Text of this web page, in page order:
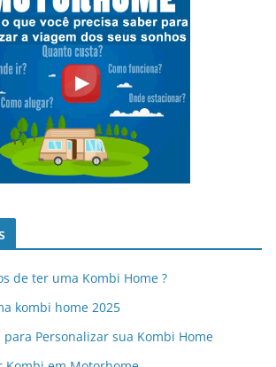
de ter uma Kombi Home ?
kombi home 2025
para Personalizar sua Kombi Home